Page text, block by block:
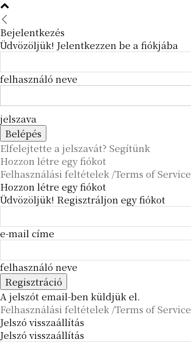
Bejelentkezés
Üdvözöljük! Jelentkezzen be a fiókjába
felhasználó neve
jelszava
Elfelejtette a jelszavát? Segítünk
Hozzon létre egy fiókot
Felhasználási feltételek /Terms of Service
Hozzon létre egy fiókot
Üdvözöljük! Regisztráljon egy fiókot
e-mail címe
felhasználó neve
A jelszót email-ben küldjük el.
Felhasználási feltételek /Terms of Service
Jelszó visszaállítás
Jelszó visszaállítás